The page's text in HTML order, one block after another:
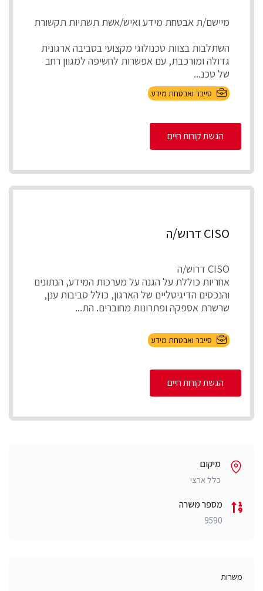
מיישם/ת אבטחת מידע ואיש/אשת תשתיות תקשורת
השתלבות בצוות טכנולוגי מקצועי בסביבה ארגונית
גדולה ומורכבת, עם אפשרות לחשיפה למגוון רחב
של טכנ...
סייבר ואבטחת מידע
הגשת קורות חיים
CISO דרוש/ה
CISO דרוש/ה
אחריות כוללת על הגנה על מערכות המידע, הנתונים
והנכסים הדיגיטליים של הארגון, כולל סביבות ענן,
שרשרת אספקה ופתרונות מחוברים. הת...
סייבר ואבטחת מידע
הגשת קורות חיים
מיקום
כלל ארצי
מספר משרה
9590
משרות